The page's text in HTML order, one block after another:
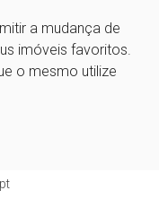
a mudança de
imóveis favoritos.
o mesmo utilize